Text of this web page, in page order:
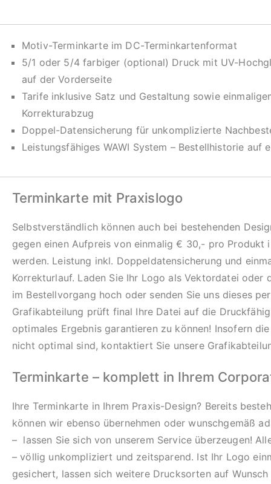
Motiv-Terminkarte im DC-Terminkartenformat
5/1 oder 5/4 farbiger (optional) Druck mit UV-
auf der Vorderseite
Tarife inklusive Satz und Gestaltung sowie
Korrekturabzug
Doppel-Datensicherung für unkomplizierte
Leistungsfähiges WAWI System – Bestellhistorie auf
Terminkarte mit Praxislogo
Selbstverständlich können auch bei bestehenden
gegen einen Aufpreis von einmalig € 30,- pro Produkt
werden. Leistung inkl. Doppeldatensicherung und
Korrekturlauf. Laden Sie Ihr Logo als Vektordatei oder
im Bestellvorgang hoch oder senden Sie uns dieses
Grafikabteilung prüft final Ihre Datei auf die
optimales Ergebnis garantieren zu können! Insofern
nicht optimal sind, kontaktiert Sie unsere
Terminkarte – komplett in Ihrem
Ihre Terminkarte in Ihrem Praxis-Design? Bereits
können wir ebenso übernehmen oder wunschgemäß
– lassen Sie sich von unserem Service überzeugen!
– völlig unkompliziert und zeitsparend. Ist Ihr Logo
gesichert, lassen sich weitere Drucksorten auf